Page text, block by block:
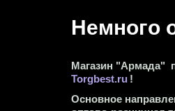
Немного
Torgbest.ru !
Основное